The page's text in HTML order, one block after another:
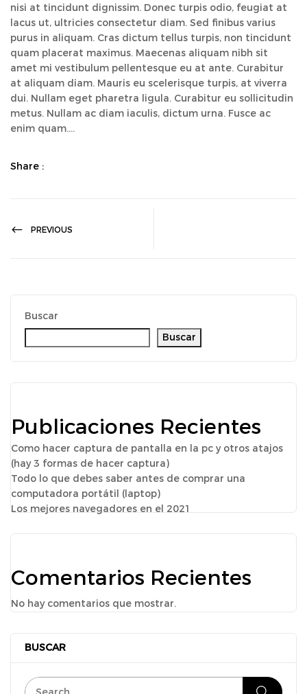
Buscar
Buscar
Publicaciones Recientes
Como hacer captura de pantalla en la pc y otros atajos
(hay 3 formas de hacer captura)
Todo lo que debes saber antes de comprar una
computadora portátil (laptop)
Los mejores navegadores en el 2021
Comentarios Recientes
No hay comentarios que mostrar.
BUSCAR
nisi at tincidunt dignissim. Donec turpis odio, feugiat at
lacus ut, ultricies consectetur diam. Sed finibus varius
purus in aliquam. Cras dictum tellus turpis, non tincidunt
quam placerat maximus. Maecenas aliquam nibh sit
amet mi vestibulum pellentesque eu at ante. Curabitur
at aliquam diam. Mauris eu scelerisque turpis, at viverra
dui. Nullam eget pharetra ligula. Curabitur eu sollicitudin
metus. Nullam ac diam iaculis, dictum urna. Fusce ac
enim quam….
Share :
PREVIOUS